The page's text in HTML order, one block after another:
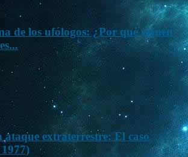
de los ufólogos: ¿Por qué vienen
ataque extraterrestre: El caso